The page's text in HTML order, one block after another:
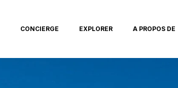
CONCIERGE EXPLORER A PROPOS DE